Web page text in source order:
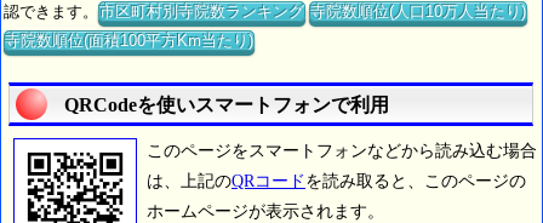
認できます。市区町村別寺院数ランキング 寺院数順位(人口10万人当たり)
寺院数順位(面積100平方Km当たり)
QRCodeを使いスマートフォンで利用
このページをスマートフォンなどから読み込む場合
は、上記のQRコード を読み取ると、このページの
ホームページが表示されます。